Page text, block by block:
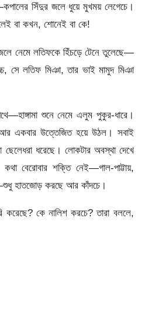
সিঁদুর জলে ধুয়ে মুখময় লেগেচে।
বা কখন, শোনেই বা কে!
নেমে লতিফকে হিঁচড়ে টেনে তুলেছে—
সে লতিফ মিঞা, তার ভাই মামুদ মিঞা
শুনে নেমে এলুম পুকুর-ধারে।
একবার উত্তেজিত হয়ে উঠল। সবাই
ধরেছে। লোকটার অবস্থা দেখে
বেরোবার শক্তি নেই—গাল-পাট্টায়,
হাতজোড় করছে আর কাঁদচে।
করেছে? কে নালিশ করচে? তারা বললে,